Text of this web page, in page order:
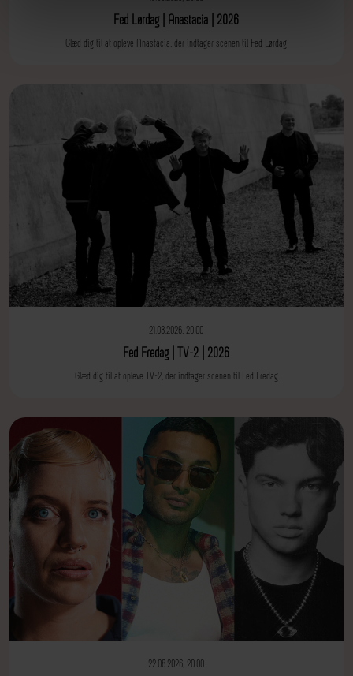
Fed Lørdag | Anastacia | 2026
Glæd dig til at opleve Anastacia, der indtager scenen til Fed Lørdag
21.08.2026, 20.00
Fed Fredag | TV-2 | 2026
Glæd dig til at opleve TV-2, der indtager scenen til Fed Fredag
22.08.2026, 20.00